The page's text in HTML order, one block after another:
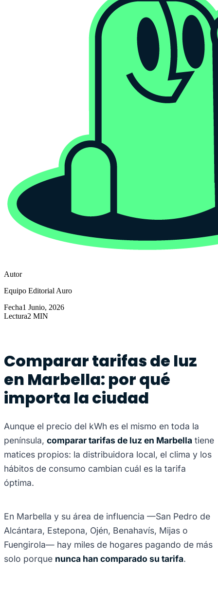
Autor
Equipo Editorial Auro
Fecha1 Junio, 2026
Lectura2 MIN
Comparar tarifas de luz
en Marbella: por qué
importa la ciudad
Aunque el precio del kWh es el mismo en toda la
península, comparar tarifas de luz en Marbella tiene
matices propios: la distribuidora local, el clima y los
hábitos de consumo cambian cuál es la tarifa
óptima.
En Marbella y su área de influencia —San Pedro de
Alcántara, Estepona, Ojén, Benahavís, Mijas o
Fuengirola— hay miles de hogares pagando de más
solo porque nunca han comparado su tarifa.